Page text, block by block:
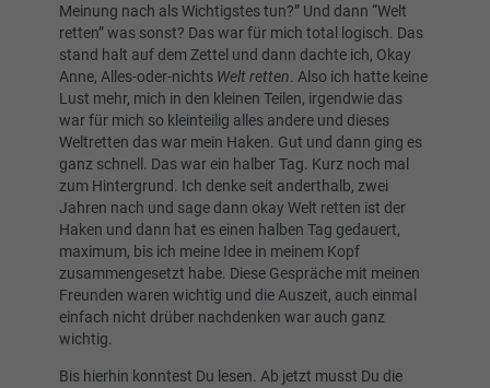
Meinung nach als Wichtigstes tun?” Und dann “Welt
retten” was sonst? Das war für mich total logisch. Das
stand halt auf dem Zettel und dann dachte ich, Okay
Anne, Alles-oder-nichts Welt retten. Also ich hatte keine
Lust mehr, mich in den kleinen Teilen, irgendwie das
war für mich so kleinteilig alles andere und dieses
Weltretten das war mein Haken. Gut und dann ging es
ganz schnell. Das war ein halber Tag. Kurz noch mal
zum Hintergrund. Ich denke seit anderthalb, zwei
Jahren nach und sage dann okay Welt retten ist der
Haken und dann hat es einen halben Tag gedauert,
maximum, bis ich meine Idee in meinem Kopf
zusammengesetzt habe. Diese Gespräche mit meinen
Freunden waren wichtig und die Auszeit, auch einmal
einfach nicht drüber nachdenken war auch ganz
wichtig.
Bis hierhin konntest Du lesen. Ab jetzt musst Du die